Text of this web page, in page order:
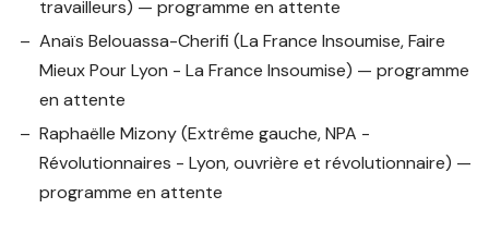
travailleurs) — programme en attente
Anaïs Belouassa-Cherifi (La France Insoumise, Faire
Mieux Pour Lyon - La France Insoumise) — programme
en attente
Raphaëlle Mizony(Extrême gauche, NPA -
Révolutionnaires - Lyon, ouvrière et révolutionnaire) —
programme en attente